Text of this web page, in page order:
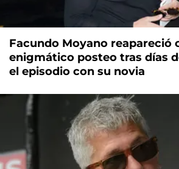
Facundo Moyano reapareció
enigmático posteo tras días
el episodio con su novia